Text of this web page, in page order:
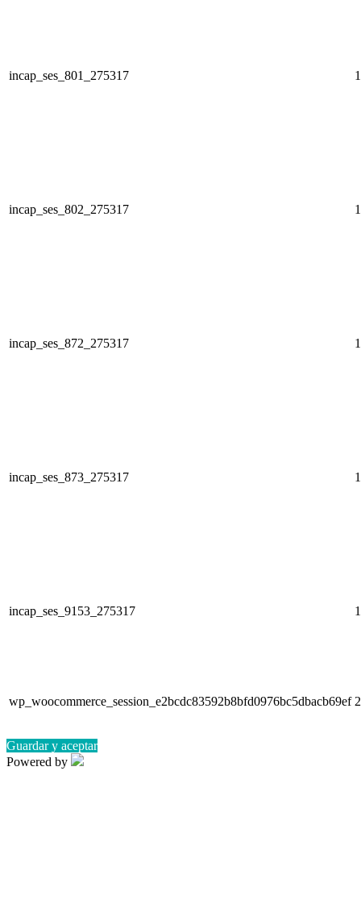
incap_ses_801_275317
incap_ses_802_275317
incap_ses_872_275317
incap_ses_873_275317
incap_ses_9153_275317
wp_woocommerce_session_e2bcdc83592b8bfd0976bc5dbacb69ef
Guardar y aceptar
Powered by